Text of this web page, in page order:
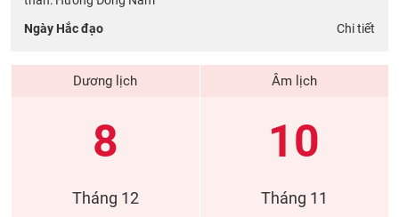
Ngày Hắc đạo
Chi tiết
Dương lịch
8
Tháng 12
Âm lịch
10
Tháng 11